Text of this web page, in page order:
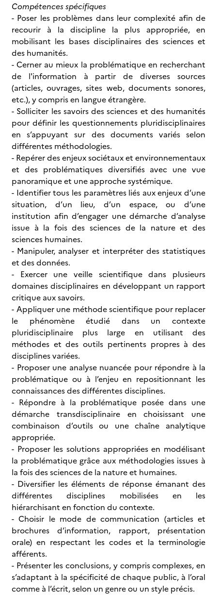
Compétences spécifiques
- Poser les problèmes dans leur complexité afin de
recourir à la discipline la plus appropriée, en
mobilisant les bases disciplinaires des sciences et
des humanités.
- Cerner au mieux la problématique en recherchant
de l'information à partir de diverses sources
(articles, ouvrages, sites web, documents sonores,
etc.), y compris en langue étrangère.
- Solliciter les savoirs des sciences et des humanités
pour définir les questionnements pluridisciplinaires
en s’appuyant sur des documents variés selon
différentes méthodologies.
- Repérer des enjeux sociétaux et environnementaux
et des problématiques diversifiés avec une vue
panoramique et une approche systémique.
- Identifier tous les paramètres liés aux enjeux d’une
situation, d’un lieu, d’un espace, ou d’une
institution afin d’engager une démarche d’analyse
issue à la fois des sciences de la nature et des
sciences humaines.
- Manipuler, analyser et interpréter des statistiques
et des données.
- Exercer une veille scientifique dans plusieurs
domaines disciplinaires en développant un rapport
critique aux savoirs.
- Appliquer une méthode scientifique pour replacer
le phénomène étudié dans un contexte
pluridisciplinaire plus large en utilisant des
méthodes et des outils pertinents propres à des
disciplines variées.
- Proposer une analyse nuancée pour répondre à la
problématique ou à l’enjeu en repositionnant les
connaissances des différentes disciplines.
- Répondre à la problématique posée dans une
démarche transdisciplinaire en choisissant une
combinaison d’outils ou une chaîne analytique
appropriée.
- Proposer les solutions appropriées en modélisant
la problématique grâce aux méthodologies issues à
la fois des sciences de la nature et humaines.
- Diversifier les éléments de réponse émanant des
différentes disciplines mobilisées en les
hiérarchisant en fonction du contexte.
- Choisir le mode de communication (articles et
brochures d’information, rapport, présentation
orale) en respectant les codes et la terminologie
afférents.
- Présenter les conclusions, y compris complexes, en
s’adaptant à la spécificité de chaque public, à l’oral
comme à l’écrit, selon un genre ou un style précis.